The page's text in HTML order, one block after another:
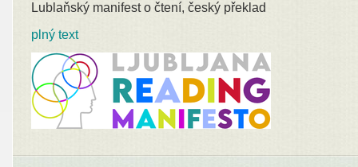
Lublaňský manifest o čtení, český překlad
plný text